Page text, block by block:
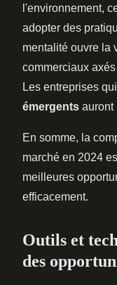
l'environnement,
adopter des
mentalité ouvre la
commerciaux
Les entreprises
émergents auront
En somme, la
marché en 2024
meilleures
efficacement.
Outils et
des